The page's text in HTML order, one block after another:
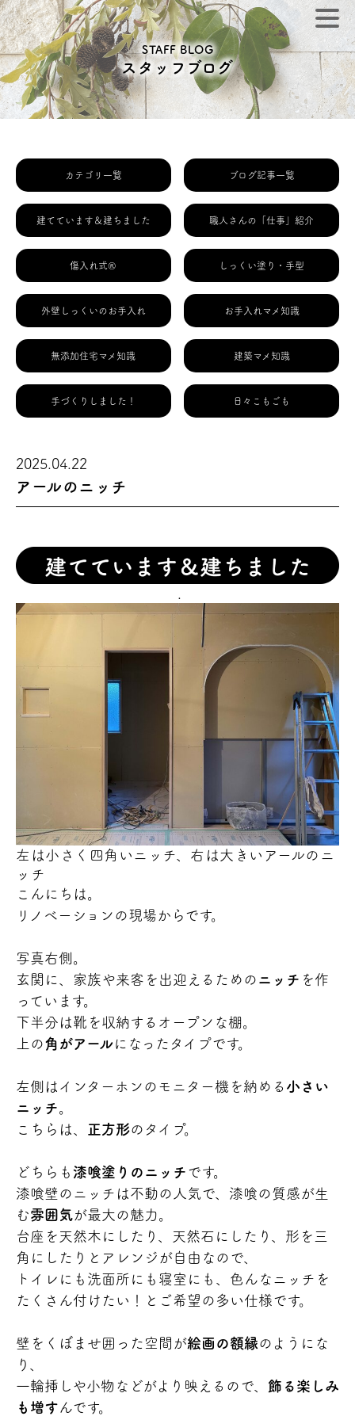
STAFF BLOG
スタッフブログ
カテゴリ一覧 ブログ記事一覧
建てています＆建ちました 職人さんの「仕事」紹介
傷入れ式® しっくい塗り・手型
外壁しっくいのお手入れ お手入れマメ知識
無添加住宅マメ知識 建築マメ知識
手づくりしました！ 日々こもごも
2025.04.22
アールのニッチ
左は小さく四角いニッチ、右は大きいアールのニ
ッチ
こんにちは。
リノベーションの現場からです。
写真右側。
玄関に、家族や来客を出迎えるための ニッチ を作
っています。
下半分は靴を収納するオープンな棚。
上の角がアールになったタイプです。
左側はインターホンのモニター機を納める 小さい
ニッチ。
こちらは、
正方形のタイプ。
どちらも 漆喰塗りのニッチ です。
漆喰壁のニッチは不動の人気で、漆喰の質感が生
む雰囲気が最大の魅力。
台座を天然木にしたり、天然石にしたり、形を三
角にしたりとアレンジが自由なので、
トイレにも洗面所にも寝室にも、色んなニッチを
たくさん付けたい！とご希望の多い仕様です。
壁をくぼませ囲った空間が絵画の額縁のようにな
り、
一輪挿しや小物などがより映えるので、 飾る楽しみ
も増す んです。